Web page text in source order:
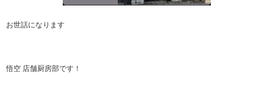
お世話になります
悟空 店舗厨房部です！